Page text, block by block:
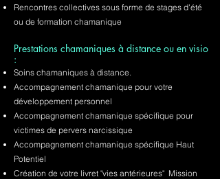
Rencontres collectives sous forme de stages d'été
ou de formation chamanique
Prestations chamaniques à distance ou en visio
:
Soins chamaniques à distance.
Accompagnement chamanique pour votre
développement personnel
Accompagnement chamanique spécifique pour
victimes de pervers narcissique
Accompagnement chamanique spécifique Haut
Potentiel
Création de votre livret "vies antérieures" Mission